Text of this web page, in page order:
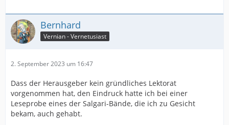
Bernhard
Vernian - Vernetusiast
2. September 2023 um 16:47
Dass der Herausgeber kein gründliches Lektorat
vorgenommen hat, den Eindruck hatte ich bei einer
Leseprobe eines der Salgari-Bände, die ich zu Gesicht
bekam, auch gehabt.